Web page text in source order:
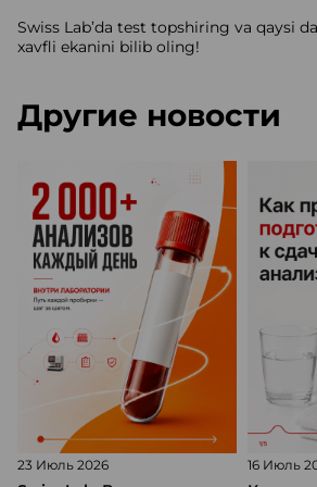
Swiss Lab’da test topshiring va qaysi
xavfli ekanini bilib oling!
Другие новости
23 Июль 2026 16 Июль